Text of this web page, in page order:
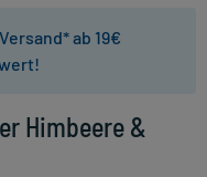
ab 19€
Himbeere &